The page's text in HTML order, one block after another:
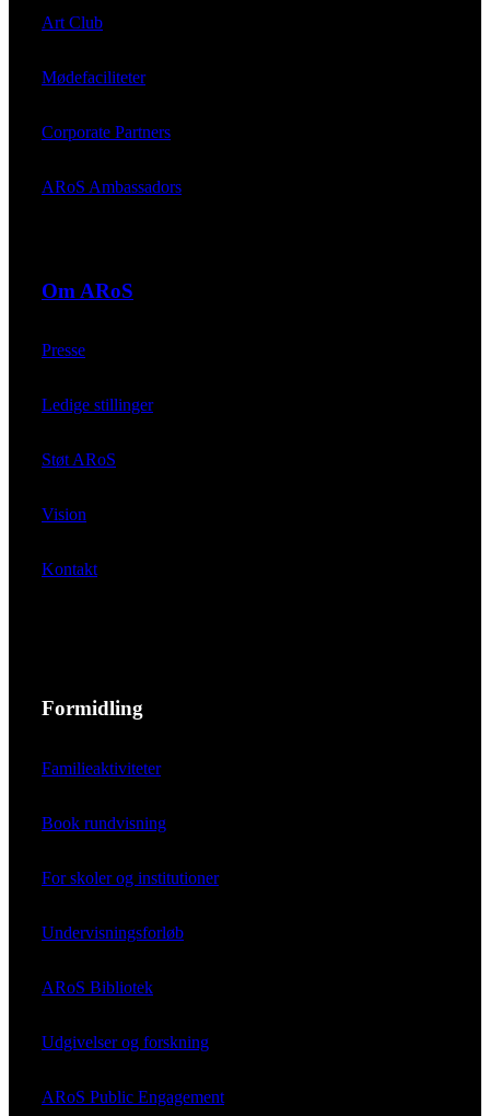
Art Club
Mødefaciliteter
Corporate Partners
ARoS Ambassadors
Om ARoS
Presse
Ledige stillinger
Støt ARoS
Vision
Kontakt
Formidling
Familieaktiviteter
Book rundvisning
For skoler og institutioner
Undervisningsforløb
ARoS Bibliotek
Udgivelser og forskning
ARoS Public Engagement